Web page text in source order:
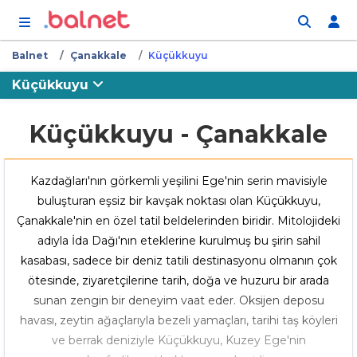
Balnet Çanakkale Küçükkuyu
Küçükkuyu
Küçükkuyu - Çanakkale
Kazdağları'nın görkemli yeşilini Ege'nin serin mavisiyle
buluşturan eşsiz bir kavşak noktası olan Küçükkuyu,
Çanakkale'nin en özel tatil beldelerinden biridir. Mitolojideki
adıyla İda Dağı'nın eteklerine kurulmuş bu şirin sahil
kasabası, sadece bir deniz tatili destinasyonu olmanın çok
ötesinde, ziyaretçilerine tarih, doğa ve huzuru bir arada
sunan zengin bir deneyim vaat eder. Oksijen deposu
havası, zeytin ağaçlarıyla bezeli yamaçları, tarihi taş köyleri
ve berrak deniziyle Küçükkuyu, Kuzey Ege'nin